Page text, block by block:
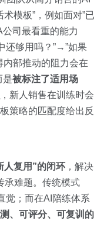
模板”，例如面对”已
公司最看重的能力
还够用吗？”→”如果
部推动的阻力会在
是被标注了适用场
，新人销售在训练时会
策略的匹配度给出反
人复用”的闭环 ，解决
承难题。传统模式
觉；而在AI陪练体系
、可评分、可复训的